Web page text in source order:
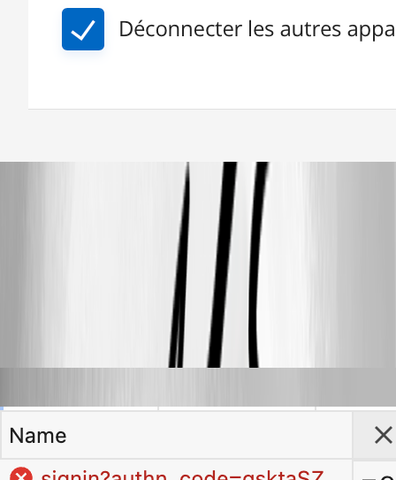
Utiliser le Kit d'Urgence - Devolutions Documentation
Data migration - Devolutions Documentation